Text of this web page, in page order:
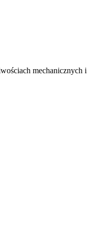
mechanicznych i